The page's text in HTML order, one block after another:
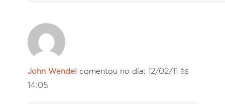
John Wendel comentou no dia: 12/02/11 às
14:05